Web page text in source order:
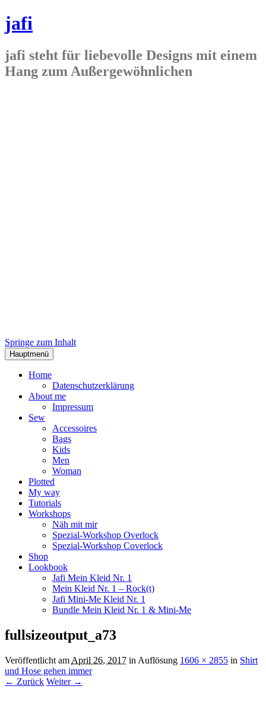
jafi
jafi steht für liebevolle Designs mit einem
Hang zum Außergewöhnlichen
Springe zum Inhalt
Hauptmenü
Home
Datenschutzerklärung
About me
Impressum
Sew
Accessoires
Bags
Kids
Men
Woman
Plotted
My way
Tutorials
Workshops
Näh mit mir
Spezial-Workshop Overlock
Spezial-Workshop Coverlock
Shop
Lookbook
Jafi Mein Kleid Nr. 1
Mein Kleid Nr. 1 – Rock(t)
Jafi Mini-Me Kleid Nr. 1
Bundle Mein Kleid Nr. 1 & Mini-Me
fullsizeoutput_a73
Veröffentlicht am April 26, 2017 in Auflösung 1606 × 2855 in Shirt
und Hose gehen immer
← Zurück Weiter →